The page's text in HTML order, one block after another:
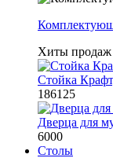
Хиты продаж
Стойка
186125
Дверца для
6000
Столы